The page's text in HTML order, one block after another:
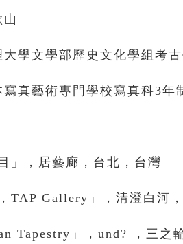
學文學部歷史文化學組考
真藝術專門學校寫真科3年
」，居藝廊，台北，台灣
TAP Gallery」，清澄白河
Tapestry」，und? ，三之